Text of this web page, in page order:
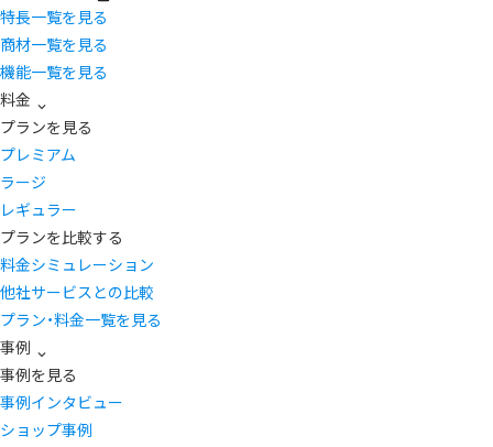
特長一覧を見る
商材一覧を見る
機能一覧を見る
料金
プランを見る
プレミアム
ラージ
レギュラー
プランを比較する
料金シミュレーション
他社サービスとの比較
プラン・料金一覧を見る
事例
事例を見る
事例インタビュー
ショップ事例